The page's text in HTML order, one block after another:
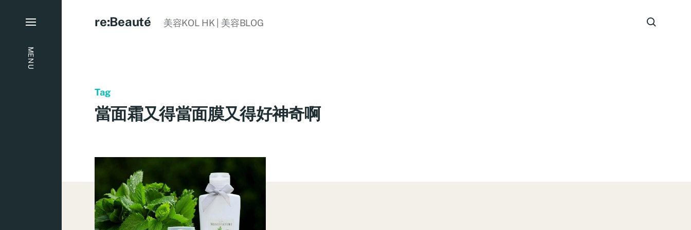
MENU
re:Beauté 美容KOL HK | 美容BLOG
Tag
當面霜又得當面膜又得好神奇啊